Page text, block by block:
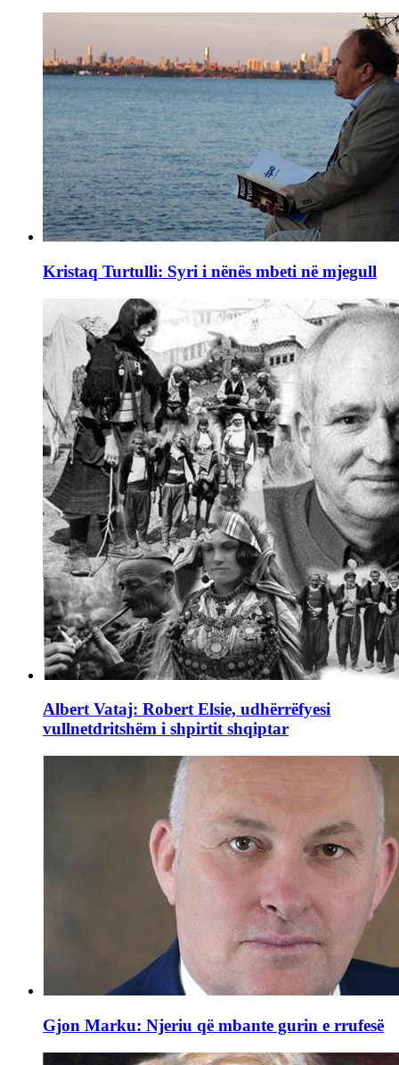
Kristaq Turtulli: Syri i nënës mbeti në mjegull
Albert Vataj: Robert Elsie, udhërrëfyesi
vullnetdritshëm i shpirtit shqiptar
Gjon Marku: Njeriu që mbante gurin e rrufesë